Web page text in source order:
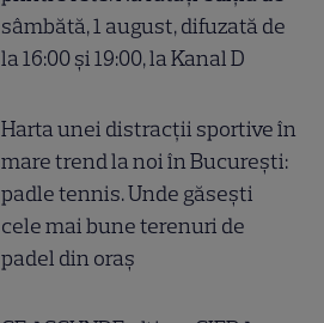
sâmbătă, 1 august, difuzată de
la 16:00 și 19:00, la Kanal D
Harta unei distracții sportive în
mare trend la noi în București:
padle tennis. Unde găsești
cele mai bune terenuri de
padel din oraș